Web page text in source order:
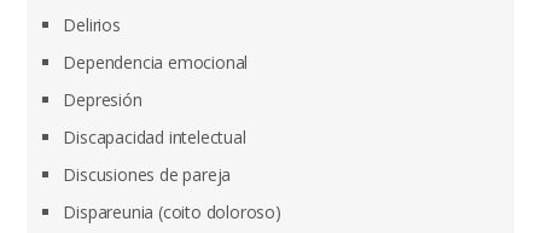
Delirios
Dependencia emocional
Depresión
Discapacidad intelectual
Discusiones de pareja
Dispareunia (coito doloroso)